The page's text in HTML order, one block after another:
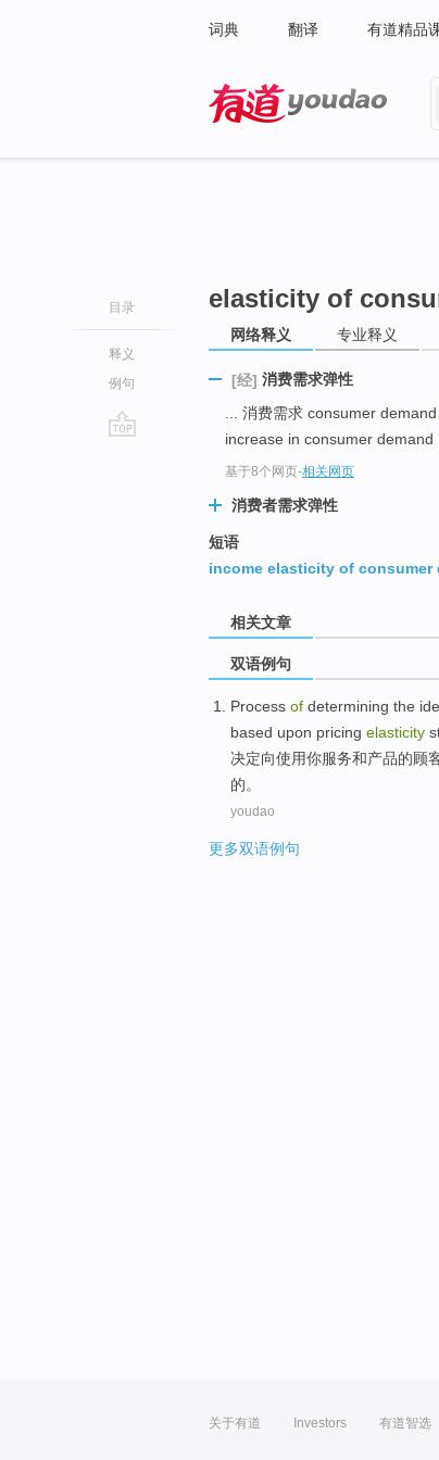
词典 翻译 有道精品
目录
释义
例句
elasticity of
网络释义 专业释义
[经] 消费需求弹性
... 消费需求 consumer demand
increase in consumer demand
基于8个网页-相关网页
消费者需求弹性
短语
income elasticity of consumer
相关文章
双语例句
Process of determining the
based upon pricing elasticity
决定向使用你服务和产品的顾
的。
youdao
更多双语例句
关于有道 Investors 有道智选